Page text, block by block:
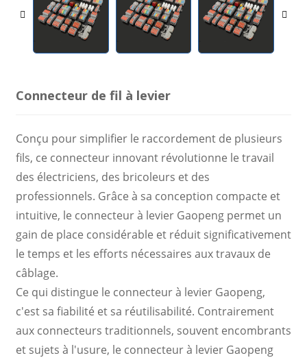
Connecteur de fil à levier
Conçu pour simplifier le raccordement de plusieurs
fils, ce connecteur innovant révolutionne le travail
des électriciens, des bricoleurs et des
professionnels. Grâce à sa conception compacte et
intuitive, le connecteur à levier Gaopeng permet un
gain de place considérable et réduit significativement
le temps et les efforts nécessaires aux travaux de
câblage.
Ce qui distingue le connecteur à levier Gaopeng,
c'est sa fiabilité et sa réutilisabilité. Contrairement
aux connecteurs traditionnels, souvent encombrants
et sujets à l'usure, le connecteur à levier Gaopeng